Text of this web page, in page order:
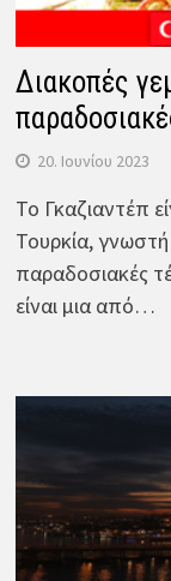
Διακοπές
20. Ιουνίου 2023
Το Γκαζιαντέπ
Τουρκία,
παραδοσιακές
είναι μια από…